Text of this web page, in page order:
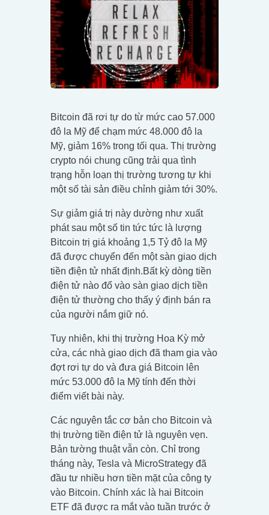
Bitcoin đã rơi tự do từ mức cao 57.000
đô la Mỹ để chạm mức 48.000 đô la
Mỹ, giảm 16% trong tối qua. Thị trường
crypto nói chung cũng trải qua tình
trạng hỗn loạn thị trường tương tự khi
một số tài sản điều chỉnh giảm tới 30%.
Sự giảm giá trị này dường như xuất
phát sau một số tin tức tức là lượng
Bitcoin trị giá khoảng 1,5 Tỷ đô la Mỹ
đã được chuyển đến một sàn giao dịch
tiền điện tử nhất định.Bất kỳ dòng tiền
điện tử nào đổ vào sàn giao dịch tiền
điện tử thường cho thấy ý định bán ra
của người nắm giữ nó.
Tuy nhiên, khi thị trường Hoa Kỳ mở
cửa, các nhà giao dịch đã tham gia vào
đợt rơi tự do và đưa giá Bitcoin lên
mức 53.000 đô la Mỹ tính đến thời
điểm viết bài này.
Các nguyên tắc cơ bản cho Bitcoin và
thị trường tiền điện tử là nguyên vẹn.
Bản tường thuật vẫn còn. Chỉ trong
tháng này, Tesla và MicroStrategy đã
đầu tư nhiều hơn tiền mặt của công ty
vào Bitcoin. Chính xác là hai Bitcoin
ETF đã được ra mắt vào tuần trước ở